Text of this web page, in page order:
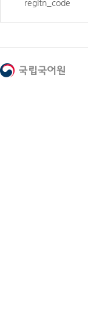
regltn_code